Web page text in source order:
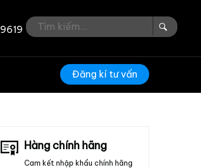
Đăng kí tư vấn
Hàng chính hãng
Cam kết nhập khẩu chính hãng